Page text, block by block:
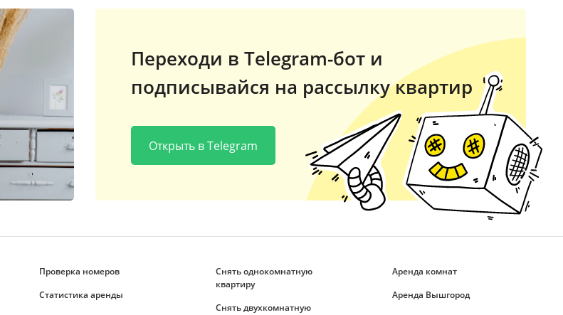
Переходи в Telegram-бот и
подписывайся на рассылку квартир
Открыть в Telegram
Проверка номеров
Статистика аренды
Снять однокомнатную
квартиру
Снять двухкомнатную
Аренда комнат
Аренда Вышгород